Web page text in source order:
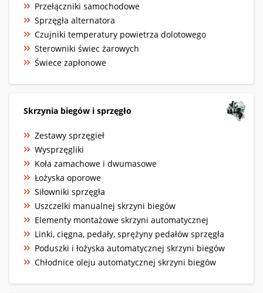
Przełączniki samochodowe
Sprzęgła alternatora
Czujniki temperatury powietrza dolotowego
Sterowniki świec żarowych
Świece zapłonowe
Skrzynia biegów i sprzęgło
Zestawy sprzęgieł
Wysprzęgliki
Koła zamachowe i dwumasowe
Łożyska oporowe
Siłowniki sprzęgła
Uszczelki manualnej skrzyni biegów
Elementy montażowe skrzyni automatycznej
Linki, cięgna, pedały, sprężyny pedałów sprzęgła
Poduszki i łożyska automatycznej skrzyni biegów
Chłodnice oleju automatycznej skrzyni biegów